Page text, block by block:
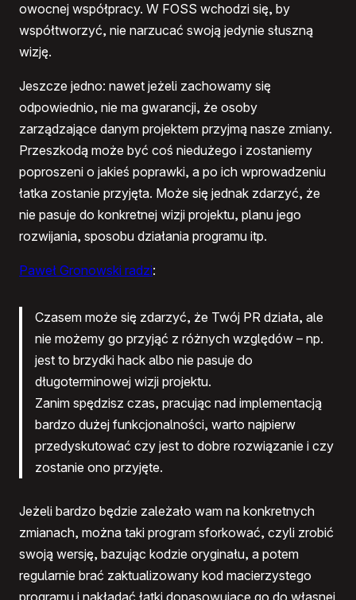
owocnej współpracy. W FOSS wchodzi się, by
współtworzyć, nie narzucać swoją jedynie słuszną
wizję.
Jeszcze jedno: nawet jeżeli zachowamy się
odpowiednio, nie ma gwarancji, że osoby
zarządzające danym projektem przyjmą nasze zmiany.
Przeszkodą może być coś niedużego i zostaniemy
poproszeni o jakieś poprawki, a po ich wprowadzeniu
łatka zostanie przyjęta. Może się jednak zdarzyć, że
nie pasuje do konkretnej wizji projektu, planu jego
rozwijania, sposobu działania programu itp.
Paweł Gronowski radzi:
Czasem może się zdarzyć, że Twój PR działa, ale
nie możemy go przyjąć z różnych względów – np.
jest to brzydki hack albo nie pasuje do
długoterminowej wizji projektu.
Zanim spędzisz czas, pracując nad implementacją
bardzo dużej funkcjonalności, warto najpierw
przedyskutować czy jest to dobre rozwiązanie i czy
zostanie ono przyjęte.
Jeżeli bardzo będzie zależało wam na konkretnych
zmianach, można taki program sforkować, czyli zrobić
swoją wersję, bazując kodzie oryginału, a potem
regularnie brać zaktualizowany kod macierzystego